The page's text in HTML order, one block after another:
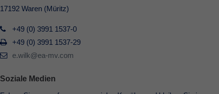
17192 Waren (Müritz)
+49 (0) 3991 1537-0
+49 (0) 3991 1537-29
e.wilk@ea-mv.com
Soziale Medien